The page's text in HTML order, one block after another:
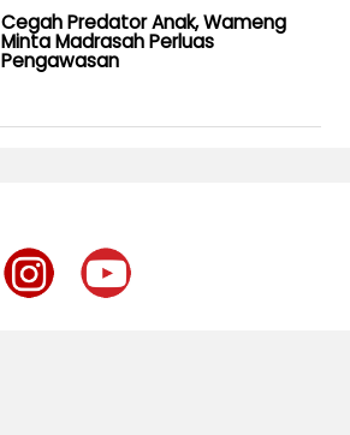
Cegah Predator Anak, Wameng
Minta Madrasah Perluas
Pengawasan